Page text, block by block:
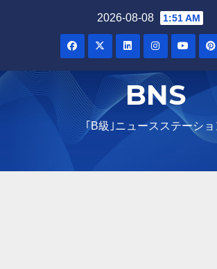
2026-08-08 1:51 AM
BNS
｢B級｣ニュースステーショ